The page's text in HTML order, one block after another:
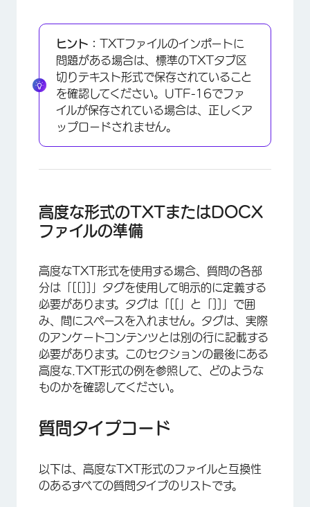
ヒント： TXTファイルのインポートに
問題がある場合は、標準のTXTタブ区
切りテキスト形式で保存されていること
を確認してください。UTF-16でファ
イルが保存されている場合は、正しくア
ップロードされません。
高度な形式のTXTまたはDOCX
ファイルの準備
高度なTXT形式を使用する場合、質問の各部
分は「[[]]」タグを使用して明示的に定義する
必要があります。タグは「[[」と「]]」で囲
み、間にスペースを入れません。タグは、実際
のアンケートコンテンツとは別の行に記載する
必要があります。このセクションの最後にある
高度な.TXT形式の例を参照して、どのような
ものかを確認してください。
質問タイプコード
以下は、高度なTXT形式のファイルと互換性
のあるすべての質問タイプのリストです。